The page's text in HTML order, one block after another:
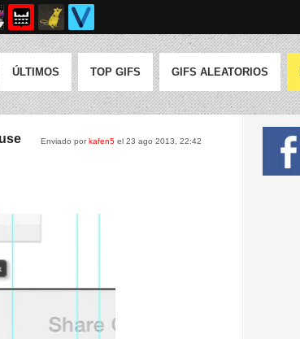
ÚLTIMOS TOP GIFS GIFS ALEATORIOS
Enviado porkafen5 el 23 ago 2013, 22:42